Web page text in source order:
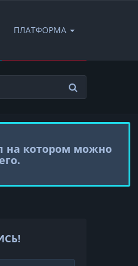
ПЛАТФОРМА
на котором можно